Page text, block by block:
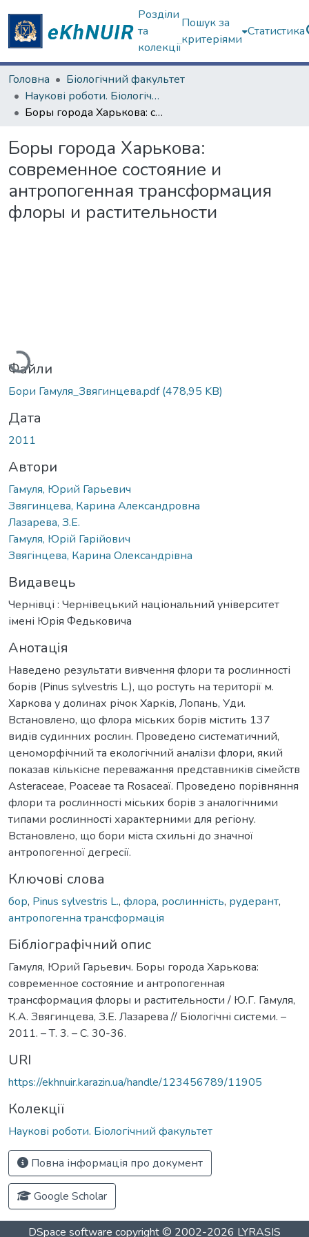
Розділи
та
колекції
Пошук за
критеріями
Статистика
Головна
Біологічний факультет
Наукові роботи. Біологічний факультет
Боры города Харькова: современное состояние и антропогенная трансформация флоры и растительности
Боры города Харькова:
современное состояние и
антропогенная трансформация
флоры и растительности
Вантажиться...
Файли
Бори Гамуля_Звягинцева.pdf(478,95 KB)
Дата
2011
Автори
Гамуля, Юрий Гарьевич
Звягинцева, Карина Александровна
Лазарева, З.Е.
Гамуля, Юрій Гарійович
Звягінцева, Карина Олександрівна
Видавець
Чернівці : Чернівецький національний університет
імені Юрія Федьковича
Анотація
Наведено результати вивчення флори та рослинності
борів (Pinus sylvestris L.), що ростуть на території м.
Харкова у долинах річок Харків, Лопань, Уди.
Встановлено, що флора міських борів містить 137
видів судинних рослин. Проведено систематичний,
ценоморфічний та екологічний аналізи флори, який
показав кількісне переважання представників сімейств
Asteraceae, Poaceae та Rosасеаї. Проведено порівняння
флори та рослинності міських борів з аналогічними
типами рослинності характерними для регіону.
Встановлено, що бори міста схильні до значної
антропогенної дегресії.
Ключові слова
бор, Pinus sylvestris L., флора, рослинність, рудерант,
антропогенна трансформація
Бібліографічний опис
Гамуля, Юрий Гарьевич. Боры города Харькова:
современное состояние и антропогенная
трансформация флоры и растительности / Ю.Г. Гамуля,
К.А. Звягинцева, З.Е. Лазарева // Біологічні системи. –
2011. – Т. 3. – С. 30-36.
URI
https://ekhnuir.karazin.ua/handle/123456789/11905
Колекції
Наукові роботи. Біологічний факультет
Повна інформація про документ
Google Scholar
DSpace software copyright © 2002-2026 LYRASIS